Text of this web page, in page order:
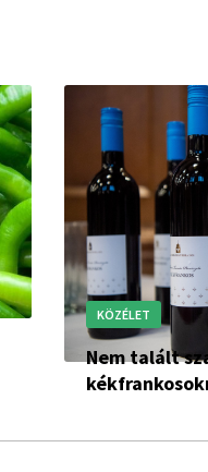
KÖZÉLET
Nem talált